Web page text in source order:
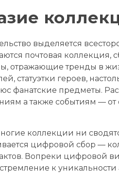
выделяется
почтовая коллекция,
отражающие тренды в
статуэтки героев,
фанатские предметы.
а также событиям — от
коллекции ни
цифровой сбор —
Вопреки цифровой
к